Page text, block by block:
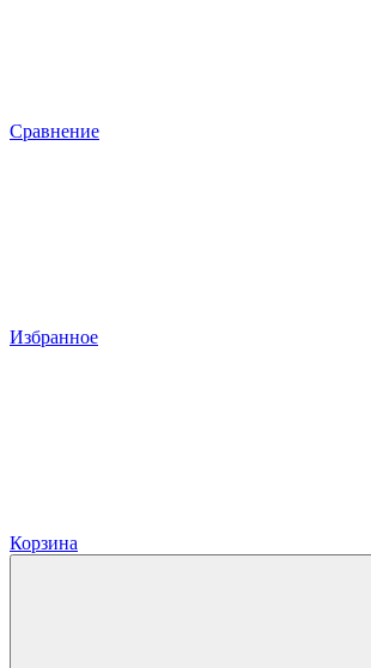
Сравнение
Избранное
Корзина